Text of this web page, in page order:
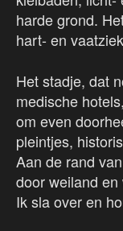
harde grond.
hart- en
Het stadje, dat
medische
om even
pleintjes,
Aan de rand
door weiland
Ik sla over en